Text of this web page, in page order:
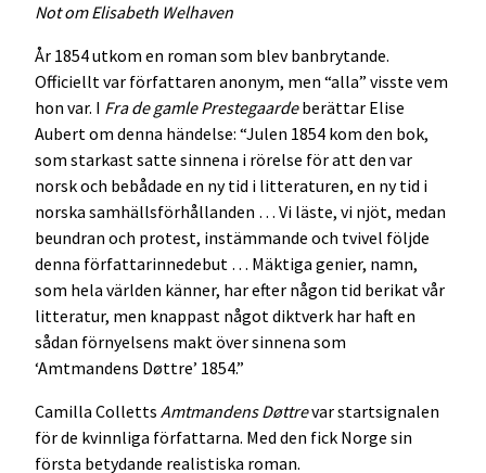
Not om Elisabeth Welhaven
År 1854 utkom en roman som blev banbrytande.
Officiellt var författaren anonym, men “alla” visste vem
hon var. I Fra de gamle Prestegaardeberättar Elise
Aubert om denna händelse: “Julen 1854 kom den bok,
som starkast satte sinnena i rörelse för att den var
norsk och bebådade en ny tid i litteraturen, en ny tid i
norska samhällsförhållanden … Vi läste, vi njöt, medan
beundran och protest, instämmande och tvivel följde
denna författarinnedebut … Mäktiga genier, namn,
som hela världen känner, har efter någon tid berikat vår
litteratur, men knappast något diktverk har haft en
sådan förnyelsens makt över sinnena som
‘Amtmandens Døttre’ 1854.”
Camilla Colletts Amtmandens Døttrevar startsignalen
för de kvinnliga författarna. Med den fick Norge sin
första betydande realistiska roman.